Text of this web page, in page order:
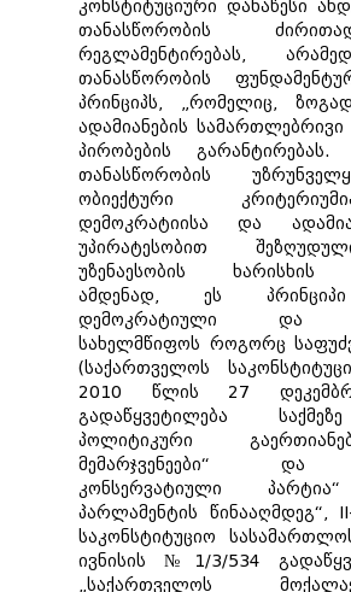
კონსტიტუციური დანაწესი
თანასწორობის
რეგლამენტირებას,
თანასწორობის
პრინციპს, „რომელიც,
ადამიანების
პირობების გარანტირებას.
თანასწორობის
ობიექტური
დემოკრატიისა და
უპირატესობით
უზენაესობის ხარისხის
ამდენად, ეს პრინციპი
დემოკრატიული და
სახელმწიფოს როგორც
(საქართველოს
2010 წლის 27
გადაწყვეტილება
პოლიტიკური
მემარჯვენეები“ და
კონსერვატიული
პარლამენტის წინააღმდეგ“,
საკონსტიტუციო
ივნისის №1/3/534
„საქართველოს